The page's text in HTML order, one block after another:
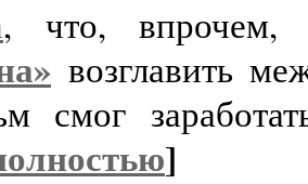
, что,
возглавить
смог
]